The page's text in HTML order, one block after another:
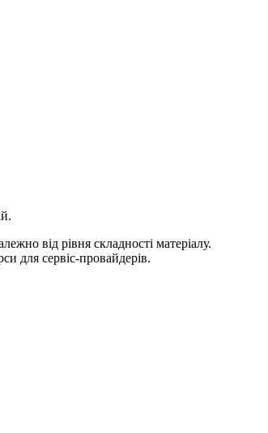
від рівня складності матеріалу.
для сервіс-провайдерів.